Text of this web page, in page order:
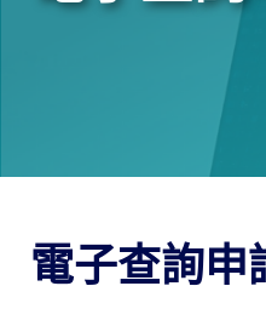
電子查詢申